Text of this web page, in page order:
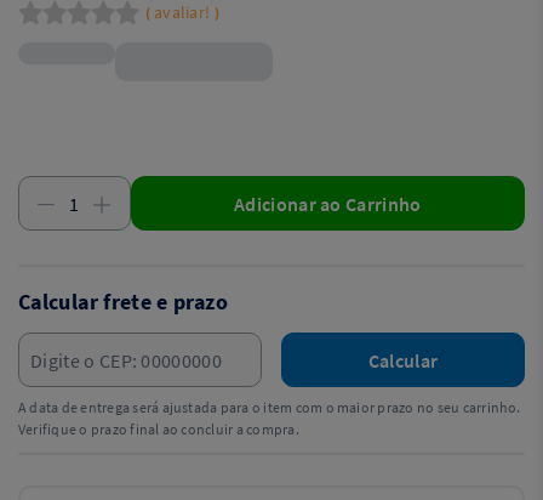
( avaliar! )
Adicionar ao Carrinho
Calcular frete e prazo
Calcular
A data de entrega será ajustada para o item com o maior prazo no seu carrinho.
Verifique o prazo final ao concluir a compra.